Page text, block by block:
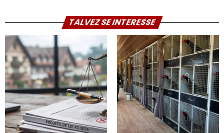
TALVEZ SE INTERESSE